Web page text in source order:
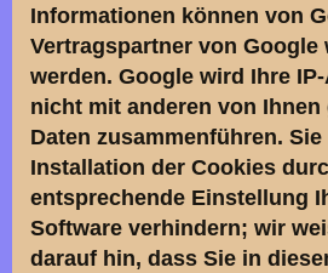
Informationen können von
Vertragspartner von Google
werden. Google wird Ihre
nicht mit anderen von Ihnen
Daten zusammenführen.
Installation der Cookies
entsprechende Einstellung
Software verhindern; wir
darauf hin, dass Sie in